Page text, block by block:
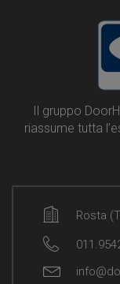
Il gruppo
riassume tutta
Rosta